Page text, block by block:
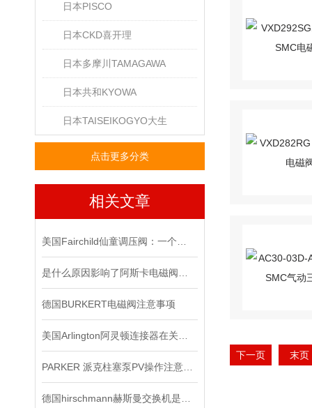
日本PISCO
日本CKD喜开理
日本多摩川TAMAGAWA
日本共和KYOWA
日本TAISEIKOGYO大生
点击更多分类
相关文章
德国BURKERT电磁阀注意事项
下一页 末页